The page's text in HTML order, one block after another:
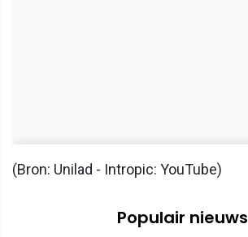
(Bron: Unilad - Intropic: YouTube)
Populair nieuws